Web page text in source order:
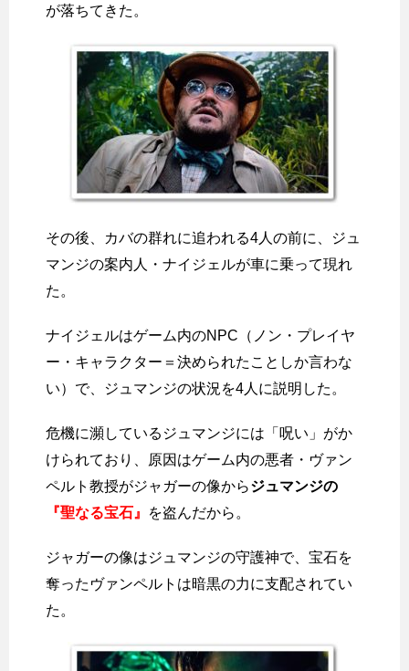
が落ちてきた。
その後、カバの群れに追われる4人の前に、ジュ
マンジの案内人・ナイジェルが車に乗って現れ
た。
ナイジェルはゲーム内のNPC（ノン・プレイヤ
ー・キャラクター＝決められたことしか言わな
い）で、ジュマンジの状況を4人に説明した。
危機に瀕しているジュマンジには「呪い」がか
けられており、原因はゲーム内の悪者・ヴァン
ペルト教授がジャガーの像からジュマンジの
『聖なる宝石』
を盗んだから。
ジャガーの像はジュマンジの守護神で、宝石を
奪ったヴァンペルトは暗黒の力に支配されてい
た。